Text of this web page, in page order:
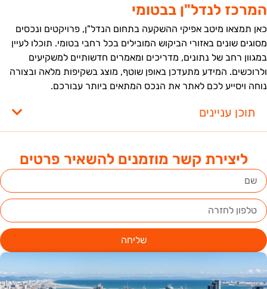
ליצירת קשר מוזמנים להשאיר פרטים
שליחה
לנדל"ן בבטומי
תמצאו מיטב אפיקי ההשקעה בתחום הנדל"ן, פרויקטים ונכסים
שונים באזורי הביקוש המובילים בכל רחבי בטומי. תוכלו לעיין
רחב של נתונים, מדריכים ומאמרים חדשותיים למשקיעים
המידע מתעדכן באופן שוטף, מוצג בשקיפות מלאה ובצורה
ויסייע לכם לאתר את הנכס המתאים ביותר עבורכם.
תוכן עניינים